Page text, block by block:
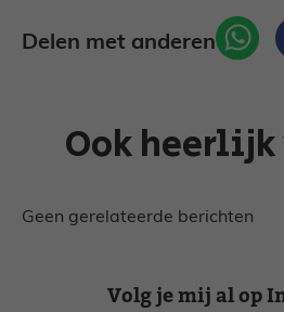
Delen met anderen
Ook
Geen gerelateerde berichten
Volg je mij al op